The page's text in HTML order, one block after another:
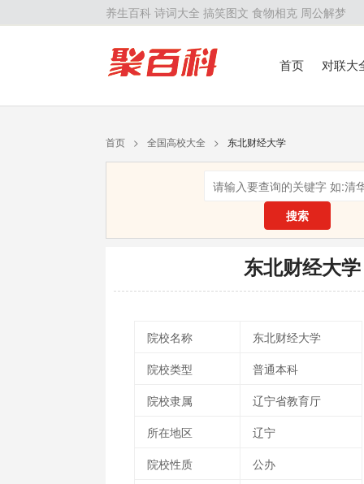
养生百科 诗词大全 搞笑图文 食物相克 周公解梦
首页
对联大
首页 > 全国高校大全 > 东北财经大学
搜索
东北财经大学
院校名称
东北财经大学
院校类型
普通本科
院校隶属
辽宁省教育厅
所在地区
辽宁
院校性质
公办